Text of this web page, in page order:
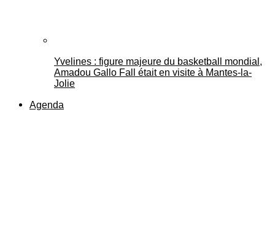
Yvelines : figure majeure du basketball mondial,
Amadou Gallo Fall était en visite à Mantes-la-
Jolie
Agenda